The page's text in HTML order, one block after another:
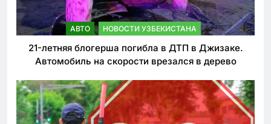
АВТО НОВОСТИ УЗБЕКИСТАНА
21-летняя блогерша погибла в ДТП в Джизаке.
Автомобиль на скорости врезался в дерево